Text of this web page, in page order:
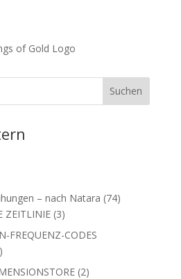
Suchen
– nach Natara 7474
ZEITLINIE 33
Produkte
FREQUENZ-CODES
22